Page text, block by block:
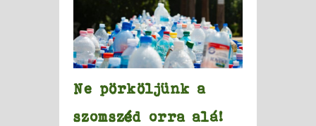
Ne pörköljünk a
szomszéd orra alá!